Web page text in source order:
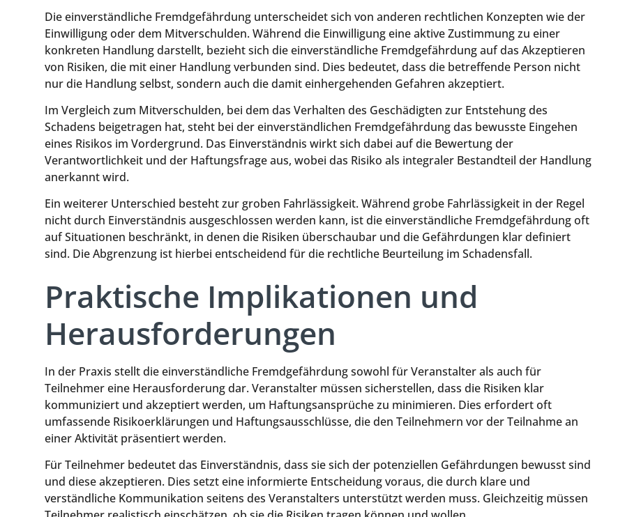
Die einverständliche Fremdgefährdung unterscheidet sich von anderen rechtlichen Konzepten wie der
Einwilligung oder dem Mitverschulden. Während die Einwilligung eine aktive Zustimmung zu einer
konkreten Handlung darstellt, bezieht sich die einverständliche Fremdgefährdung auf das Akzeptieren
von Risiken, die mit einer Handlung verbunden sind. Dies bedeutet, dass die betreffende Person nicht
nur die Handlung selbst, sondern auch die damit einhergehenden Gefahren akzeptiert.
Im Vergleich zum Mitverschulden, bei dem das Verhalten des Geschädigten zur Entstehung des
Schadens beigetragen hat, steht bei der einverständlichen Fremdgefährdung das bewusste Eingehen
eines Risikos im Vordergrund. Das Einverständnis wirkt sich dabei auf die Bewertung der
Verantwortlichkeit und der Haftungsfrage aus, wobei das Risiko als integraler Bestandteil der Handlung
anerkannt wird.
Ein weiterer Unterschied besteht zur groben Fahrlässigkeit. Während grobe Fahrlässigkeit in der Regel
nicht durch Einverständnis ausgeschlossen werden kann, ist die einverständliche Fremdgefährdung oft
auf Situationen beschränkt, in denen die Risiken überschaubar und die Gefährdungen klar definiert
sind. Die Abgrenzung ist hierbei entscheidend für die rechtliche Beurteilung im Schadensfall.
Praktische Implikationen und
Herausforderungen
In der Praxis stellt die einverständliche Fremdgefährdung sowohl für Veranstalter als auch für
Teilnehmer eine Herausforderung dar. Veranstalter müssen sicherstellen, dass die Risiken klar
kommuniziert und akzeptiert werden, um Haftungsansprüche zu minimieren. Dies erfordert oft
umfassende Risikoerklärungen und Haftungsausschlüsse, die den Teilnehmern vor der Teilnahme an
einer Aktivität präsentiert werden.
Für Teilnehmer bedeutet das Einverständnis, dass sie sich der potenziellen Gefährdungen bewusst sind
und diese akzeptieren. Dies setzt eine informierte Entscheidung voraus, die durch klare und
verständliche Kommunikation seitens des Veranstalters unterstützt werden muss. Gleichzeitig müssen